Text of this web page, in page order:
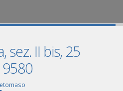
sez. II bis, 25